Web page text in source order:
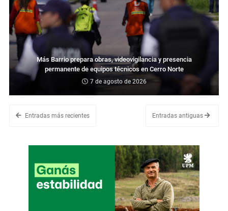
Más Barrio prepara obras, videovigilancia y presencia
permanente de equipos técnicos en Cerro Norte
7 de agosto de 2026
Entradas más recientes Entradas antiguas